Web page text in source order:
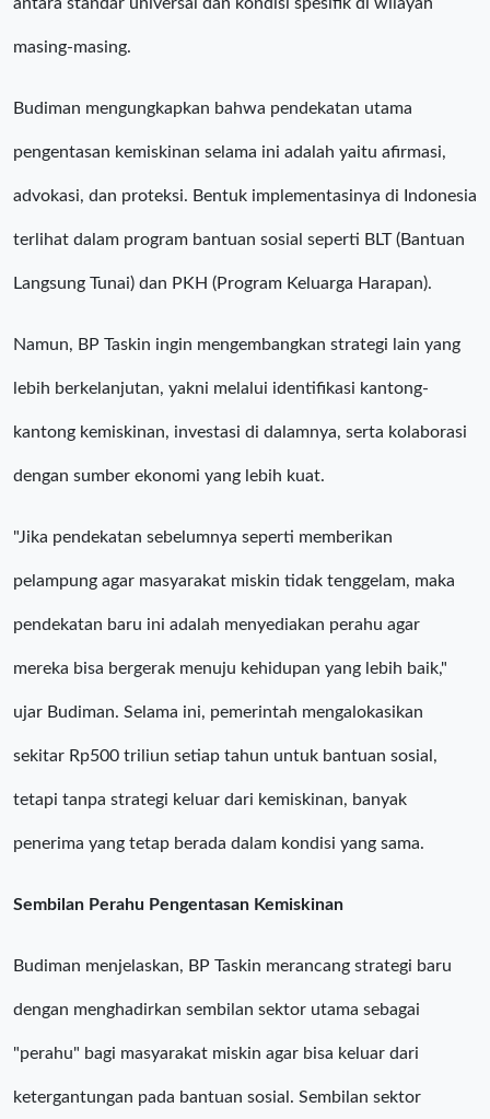
masing-masing.
Budiman mengungkapkan bahwa pendekatan utama
pengentasan kemiskinan selama ini adalah yaitu afirmasi,
advokasi, dan proteksi. Bentuk implementasinya di Indonesia
terlihat dalam program bantuan sosial seperti BLT (Bantuan
Langsung Tunai) dan PKH (Program Keluarga Harapan).
Namun, BP Taskin ingin mengembangkan strategi lain yang
lebih berkelanjutan, yakni melalui identifikasi kantong-
kantong kemiskinan, investasi di dalamnya, serta kolaborasi
dengan sumber ekonomi yang lebih kuat.
"Jika pendekatan sebelumnya seperti memberikan
pelampung agar masyarakat miskin tidak tenggelam, maka
pendekatan baru ini adalah menyediakan perahu agar
mereka bisa bergerak menuju kehidupan yang lebih baik,"
ujar Budiman. Selama ini, pemerintah mengalokasikan
sekitar Rp500 triliun setiap tahun untuk bantuan sosial,
tetapi tanpa strategi keluar dari kemiskinan, banyak
penerima yang tetap berada dalam kondisi yang sama.
Sembilan Perahu Pengentasan Kemiskinan
Budiman menjelaskan, BP Taskin merancang strategi baru
dengan menghadirkan sembilan sektor utama sebagai
"perahu" bagi masyarakat miskin agar bisa keluar dari
ketergantungan pada bantuan sosial. Sembilan sektor